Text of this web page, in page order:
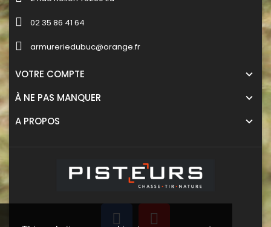
02 35 86 41 64
armureriedubuc@orange.fr
VOTRE COMPTE
À NE PAS MANQUER
A PROPOS